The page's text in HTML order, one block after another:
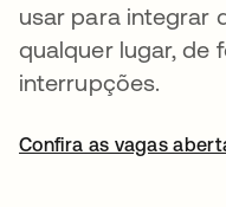
usar para integrar
qualquer lugar, de
interrupções.
Confira as vagas